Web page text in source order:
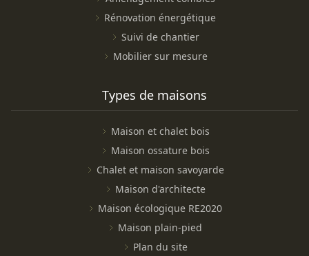
Rénovation énergétique
Suivi de chantier
Mobilier sur mesure
Types de maisons
Maison et chalet bois
Maison ossature bois
Chalet et maison savoyarde
Maison d'architecte
Maison écologique RE2020
Maison plain-pied
Plan du site